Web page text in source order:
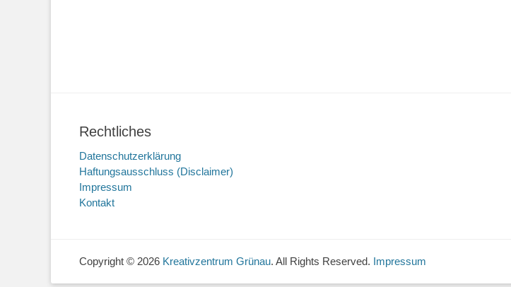
Rechtliches
Datenschutzerklärung
Haftungsausschluss (Disclaimer)
Impressum
Kontakt
Copyright © 2026 Kreativzentrum Grünau. All Rights Reserved. Impressum